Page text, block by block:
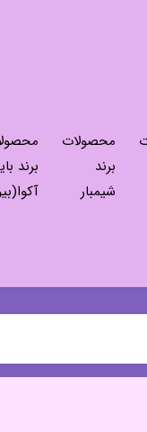
محصولات
برند
شیمبار
برند